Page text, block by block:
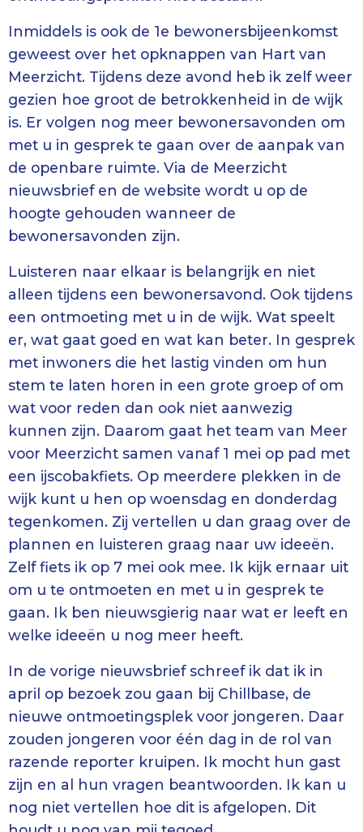
Inmiddels is ook de 1e bewonersbijeenkomst
geweest over het opknappen van Hart van
Meerzicht. Tijdens deze avond heb ik zelf weer
gezien hoe groot de betrokkenheid in de wijk
is. Er volgen nog meer bewonersavonden om
met u in gesprek te gaan over de aanpak van
de openbare ruimte. Via de Meerzicht
nieuwsbrief en de website wordt u op de
hoogte gehouden wanneer de
bewonersavonden zijn.
Luisteren naar elkaar is belangrijk en niet
alleen tijdens een bewonersavond. Ook tijdens
een ontmoeting met u in de wijk. Wat speelt
er, wat gaat goed en wat kan beter. In gesprek
met inwoners die het lastig vinden om hun
stem te laten horen in een grote groep of om
wat voor reden dan ook niet aanwezig
kunnen zijn. Daarom gaat het team van Meer
voor Meerzicht samen vanaf 1 mei op pad met
een ijscobakfiets. Op meerdere plekken in de
wijk kunt u hen op woensdag en donderdag
tegenkomen. Zij vertellen u dan graag over de
plannen en luisteren graag naar uw ideeën.
Zelf fiets ik op 7 mei ook mee. Ik kijk ernaar uit
om u te ontmoeten en met u in gesprek te
gaan. Ik ben nieuwsgierig naar wat er leeft en
welke ideeën u nog meer heeft.
In de vorige nieuwsbrief schreef ik dat ik in
april op bezoek zou gaan bij Chillbase, de
nieuwe ontmoetingsplek voor jongeren. Daar
zouden jongeren voor één dag in de rol van
razende reporter kruipen. Ik mocht hun gast
zijn en al hun vragen beantwoorden. Ik kan u
nog niet vertellen hoe dit is afgelopen. Dit